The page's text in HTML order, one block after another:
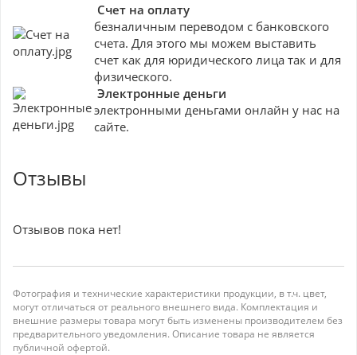
Счет на оплату
безналичным переводом с банковского
счета. Для этого мы можем выставить
счет как для юридического лица так и для
физического.
Электронные деньги
электронными деньгами онлайн у нас на
сайте.
Отзывы
Отзывов пока нет!
Фотография и технические характеристики продукции, в т.ч. цвет,
могут отличаться от реального внешнего вида. Комплектация и
внешние размеры товара могут быть изменены производителем без
предварительного уведомления. Описание товара не является
публичной офертой.